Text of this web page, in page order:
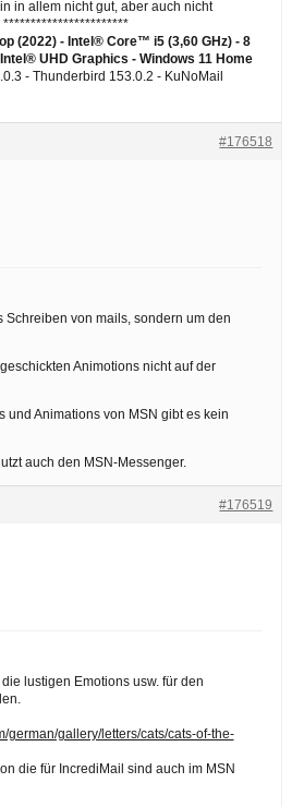
in allem nicht gut, aber auch nicht
***********************
(2022) - Intel® Core™ i5 (3,60 GHz) - 8
UHD Graphics - Windows 11 Home
- Thunderbird 153.0.2 - KuNoMail
#176518
Schreiben von mails, sondern um den
Animotions nicht auf der
und Animations von MSN gibt es kein
auch den MSN-Messenger.
#176519
lustigen Emotions usw. für den
german/gallery/letters/cats/cats-of-the-
die für IncrediMail sind auch im MSN